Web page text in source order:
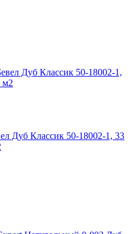
Дуб Классик 50-18002-1, 33